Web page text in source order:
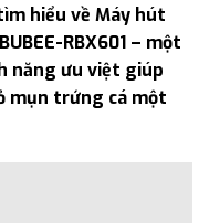
hiểu về Máy hút
RBX601 – một
năng ưu việt giúp
mụn trứng cá một